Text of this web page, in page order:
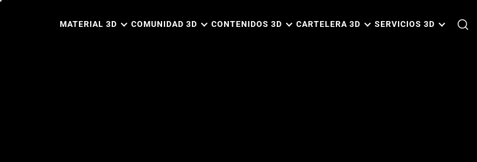
MATERIAL 3D COMUNIDAD 3D CONTENIDOS 3D CARTELERA 3D SERVICIOS 3D